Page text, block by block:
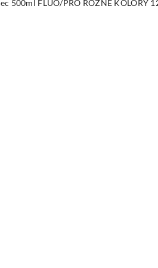
500ml FLUO/PRO RÓŻNE KOLORY